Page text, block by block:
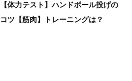
【体力テスト】ハンドボール投げの
コツ【筋肉】トレーニングは？